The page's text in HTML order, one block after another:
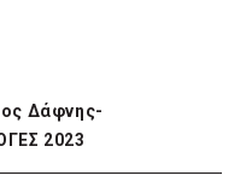
Δάφνης-
2023